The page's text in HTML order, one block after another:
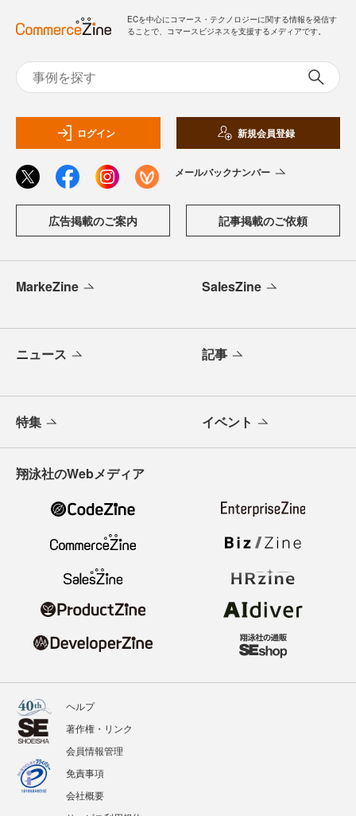
ECを中心にコマース・テクノロジーに関する情報を発信す
ることで、コマースビジネスを支援するメディアです。
ログイン 新規会員登録
メールバックナンバー
広告掲載のご案内 記事掲載のご依頼
MarkeZine SalesZine
ニュース 記事
特集 イベント
翔泳社のWebメディア
ヘルプ
著作権・リンク
会員情報管理
免責事項
会社概要